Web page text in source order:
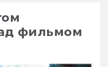
фильмом